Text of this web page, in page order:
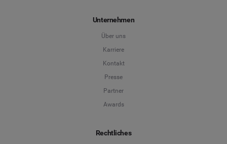
Unternehmen
Über uns
Karriere
Kontakt
Presse
Partner
Awards
Rechtliches